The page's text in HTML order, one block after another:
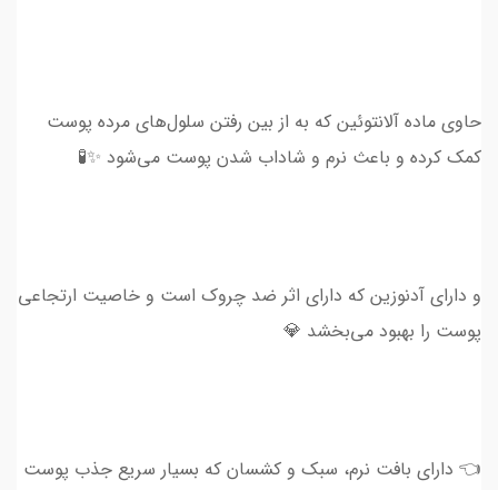
حاوی ماده آلانتوئین که به از بین رفتن سلول‌های مرده پوست
کمک کرده و باعث نرم و شاداب شدن پوست می‌شود ✨🧪
و دارای آدنوزین که دارای اثر ضد چروک است و خاصیت ارتجاعی
پوست را بهبود می‌بخشد 💎
👈 دارای بافت نرم، سبک و کشسان که بسیار سریع جذب پوست